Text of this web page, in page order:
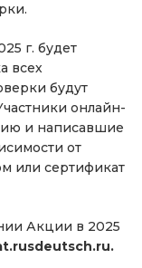
г. будет
всех
будут
онлайн-
и написавшие
от
или сертификат
Акции в 2025